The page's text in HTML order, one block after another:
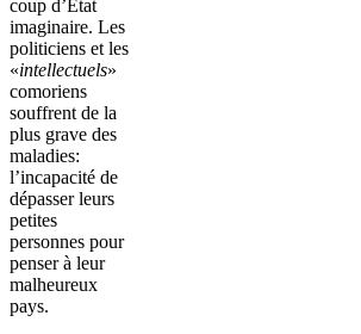
coup d’État
imaginaire. Les
politiciens et les
«intellectuels»
comoriens
souffrent de la
plus grave des
maladies:
l’incapacité de
dépasser leurs
petites
personnes pour
penser à leur
malheureux
pays.